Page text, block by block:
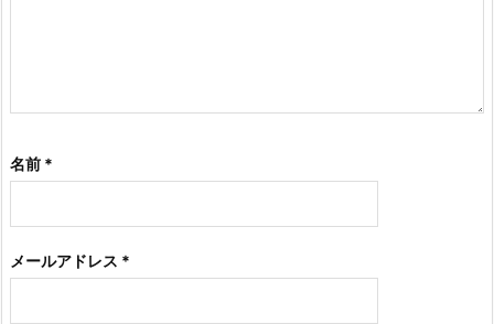
名前 *
メールアドレス *